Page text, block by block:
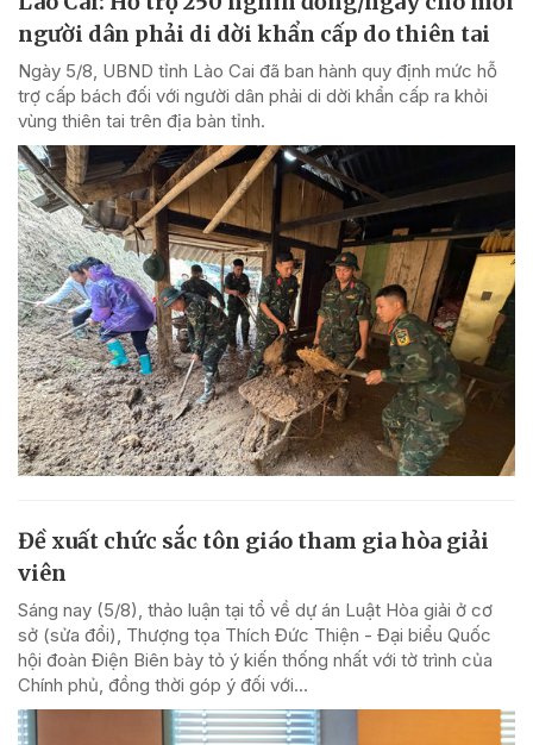
người dân phải di dời khẩn cấp do thiên tai
Ngày 5/8, UBND tỉnh Lào Cai đã ban hành quy định mức hỗ
trợ cấp bách đối với người dân phải di dời khẩn cấp ra khỏi
vùng thiên tai trên địa bàn tỉnh.
Đề xuất chức sắc tôn giáo tham gia hòa giải
viên
Sáng nay (5/8), thảo luận tại tổ về dự án Luật Hòa giải ở cơ
sở (sửa đổi), Thượng tọa Thích Đức Thiện - Đại biểu Quốc
hội đoàn Điện Biên bày tỏ ý kiến thống nhất với tờ trình của
Chính phủ, đồng thời góp ý đối với...